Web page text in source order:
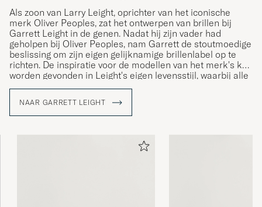
Als zoon van Larry Leight, oprichter van het iconische
merk Oliver Peoples, zat het ontwerpen van brillen bij
Garrett Leight in de genen. Nadat hij zijn vader had
geholpen bij Oliver Peoples, nam Garrett de stoutmoedige
beslissing om zijn eigen gelijknamige brillenlabel op te
richten. De inspiratie voor de modellen van het merk's kan
worden gevonden in Leight's eigen levensstijl, waarbij alle
NAAR GARRETT LEIGHT